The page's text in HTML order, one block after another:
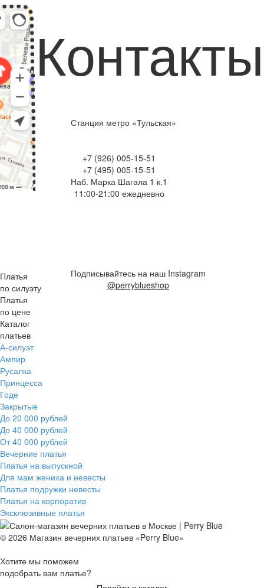
Контакты
Станция метро «Тульская»
+7 (926) 005-15-51
+7 (495) 005-15-51
Наб. Марка Шагала 1 к.1
11:00-21:00 ежедневно
Подписывайтесь на наш Instagram
@perryblueshop
Платья
по силуэту
Платья
по цене
Каталог
платьев
А-силуэт
Ампир
Русалка
Принцесса
Годе
Закрытые
До 20 000 рублей
До 40 000 рублей
От 40 000 рублей
Вечерние платья
Платья на выпускной
Для мам жениха и невесты
Платья подружки невесты
Платья на корпоратив
Эксклюзивные платья
© 2026 Магазин вечерних платьев «Perry Blue»
Хотите мы поможем
подобрать вам платье?